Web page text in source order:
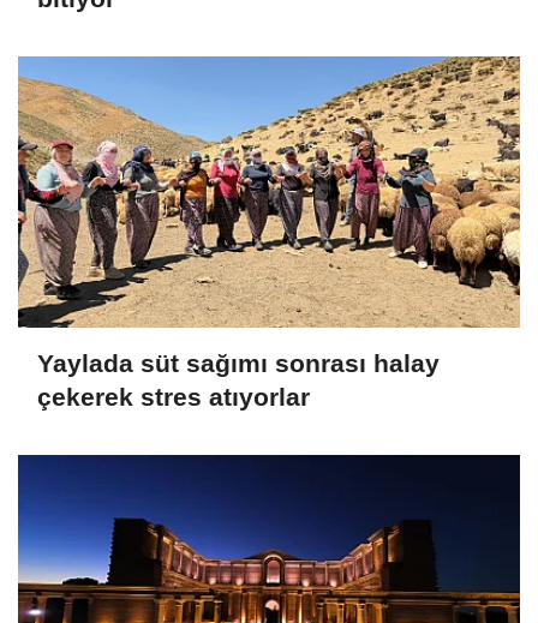
Yaylada süt sağımı sonrası halay
çekerek stres atıyorlar